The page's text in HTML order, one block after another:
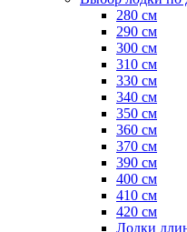
280 см
290 см
300 см
310 см
330 см
340 см
350 см
360 см
370 см
390 см
400 см
410 см
420 см
Лодки